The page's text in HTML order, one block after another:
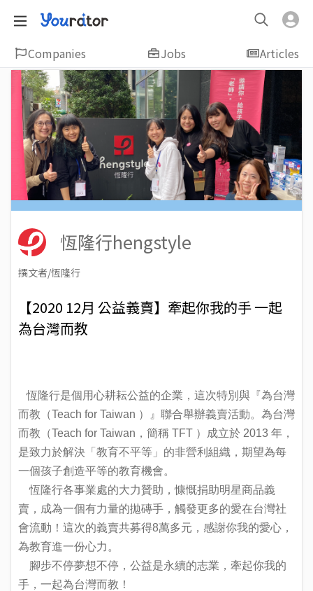
Companies Jobs Articles
恆隆行hengstyle
撰文者/恆隆行
【2020 12月 公益義賣】牽起你我的手 一起
為台灣而教
恆隆行是個用心耕耘公益的企業，這次特別與『為台灣
而教（Teach for Taiwan ）』聯合舉辦義賣活動。為台灣
而教（Teach for Taiwan，簡稱 TFT ）成立於 2013 年，
是致力於解決「教育不平等」的非營利組織，期望為每
一個孩子創造平等的教育機會。
恆隆行各事業處的大力贊助，慷慨捐助明星商品義
賣，成為一個有力量的拋磚手，觸發更多的愛在台灣社
會流動！這次的義賣共募得8萬多元，感謝你我的愛心，
為教育進一份心力。
腳步不停夢想不停，公益是永續的志業，牽起你我的
手，一起為台灣而教！